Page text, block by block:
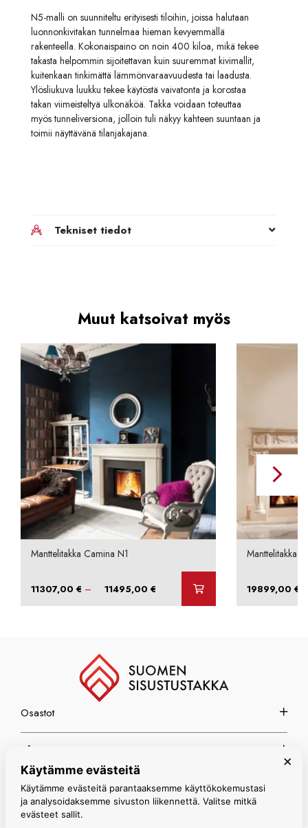
N5-malli on suunniteltu erityisesti tiloihin, joissa halutaan
luonnonkivitakan tunnelmaa hieman kevyemmällä
rakenteella. Kokonaispaino on noin 400 kiloa, mikä tekee
takasta helpommin sijoitettavan kuin suuremmat kivimallit,
kuitenkaan tinkimättä lämmönvaraavuudesta tai laadusta.
Ylösliukuva luukku tekee käytöstä vaivatonta ja korostaa
takan viimeisteltyä ulkonäköä. Takka voidaan toteuttaa
myös tunneliversiona, jolloin tuli näkyy kahteen suuntaan ja
toimii näyttävänä tilanjakajana.
Tekniset tiedot
Muut katsoivat myös
Manttelitakka Camina N1
11307,00€ – 11495,00€ Hintaluokka:
Manttelitakka
19899,00 €
Osastot
Info
Espoon myymälä
×
Käytämme evästeitä
Käytämme evästeitä parantaaksemme käyttökokemustasi
ja analysoidaksemme sivuston liikennettä. Valitse mitkä
evästeet sallit.